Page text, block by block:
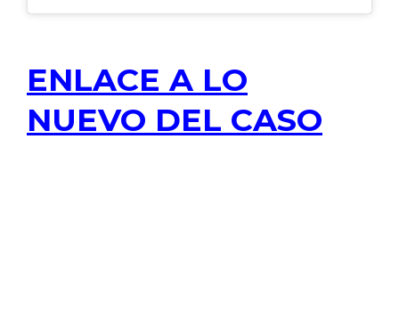
ENLACE A LO
NUEVO DEL CASO